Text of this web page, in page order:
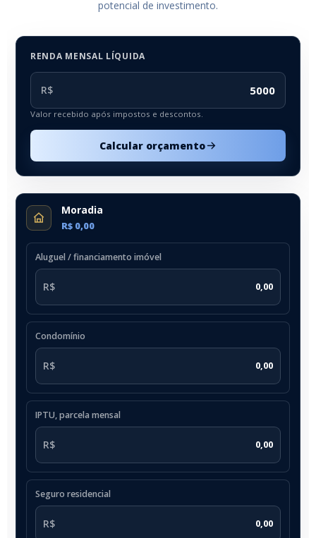
potencial de investimento.
RENDA MENSAL LÍQUIDA
R$
Valor recebido após impostos e descontos.
Calcular orçamento
Moradia
R$ 0,00
Aluguel / financiamento imóvel
R$
Condomínio
R$
IPTU, parcela mensal
R$
Seguro residencial
R$